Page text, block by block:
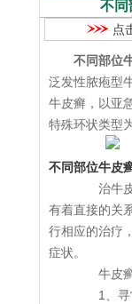
不同
点
不同部位
泛发性脓疱型
牛皮癣，以亚
特殊环状类型
不同部位牛皮
治牛皮
有着直接的关
行相应的治疗
症状。
牛皮癣
1、寻常